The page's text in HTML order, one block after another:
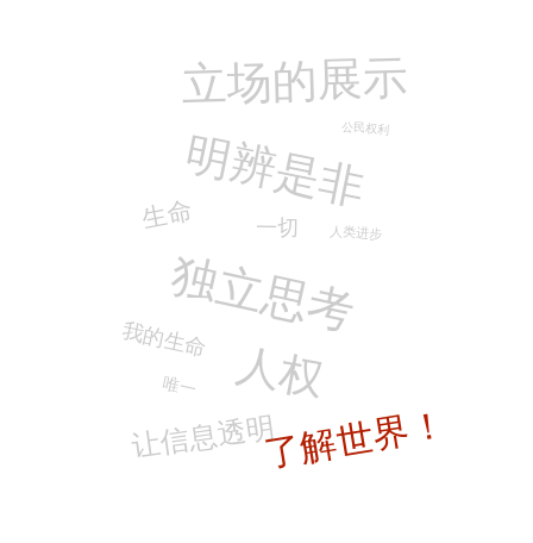
独立思考
明辨是非
立场的展示
人权
让信息透明
生命
我的生命
唯一
人类进步
公民权利
了解世界！
一切